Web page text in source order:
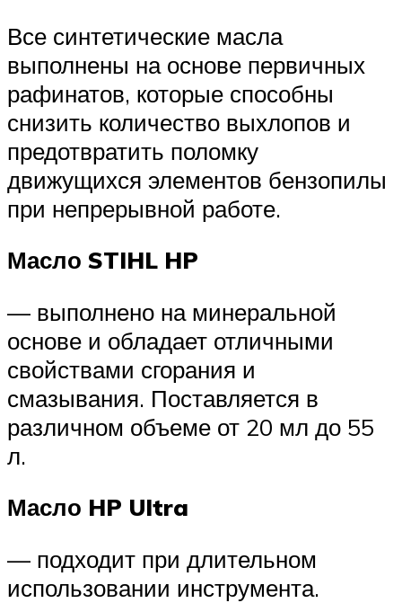
Все синтетические масла
выполнены на основе первичных
рафинатов, которые способны
снизить количество выхлопов и
предотвратить поломку
движущихся элементов бензопилы
при непрерывной работе.
Масло STIHL HP
— выполнено на минеральной
основе и обладает отличными
свойствами сгорания и
смазывания. Поставляется в
различном объеме от 20 мл до 55
л.
Масло HP Ultra
— подходит при длительном
использовании инструмента.